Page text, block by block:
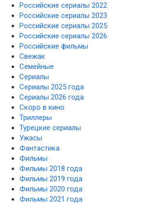
Российские сериалы 2022
Российские сериалы 2023
Российские сериалы 2025
Российские сериалы 2026
Российские фильмы
Свежак
Семейные
Сериалы
Сериалы 2025 года
Сериалы 2026 года
Скоро в кино
Триллеры
Турецкие сериалы
Ужасы
Фантастика
Фильмы
Фильмы 2018 года
Фильмы 2019 года
Фильмы 2020 года
Фильмы 2021 года